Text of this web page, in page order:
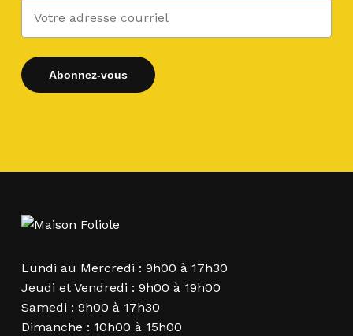
Lundi au Mercredi : 9h00 à 17h30
Jeudi et Vendredi : 9h00 à 19h00
Samedi : 9h00 à 17h30
Dimanche : 10h00 à 15h00